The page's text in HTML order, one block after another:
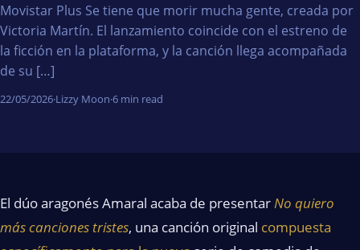
Movistar Plus Se tiene que morir mucha gente, creada por
Victoria Martín. El lanzamiento coincide con el estreno de
la ficción en la plataforma, y la canción llega acompañada
de su […]
22/05/2026·Lizzy Moon·6 min read
El dúo aragonés Amaral acaba de presentar No quiero
más canciones tristes, una canción original compuesta